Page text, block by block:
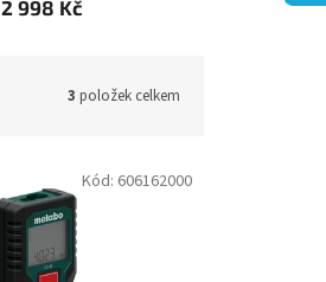
2 998 Kč
3 položek celkem
Kód: 606162000